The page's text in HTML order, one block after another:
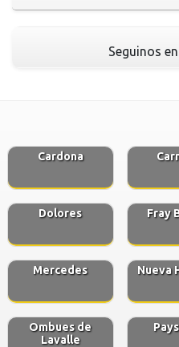
Seguinos
Cardona
Dolores Fray
Mercedes Nueva
Ombues de
Lavalle